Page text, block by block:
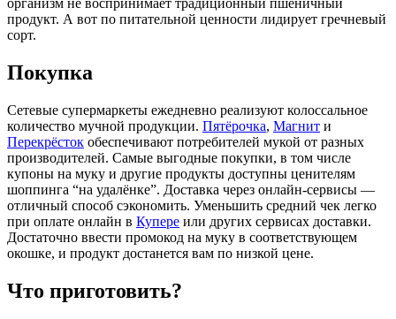
организм не воспринимает традиционный пшеничный
продукт. А вот по питательной ценности лидирует гречневый
сорт.
Покупка
Сетевые супермаркеты ежедневно реализуют колоссальное
количество мучной продукции. Пятёрочка, Магнит и
Перекрёсток обеспечивают потребителей мукой от разных
производителей. Самые выгодные покупки, в том числе
купоны на муку и другие продукты доступны ценителям
шоппинга “на удалёнке”. Доставка через онлайн-сервисы —
отличный способ сэкономить. Уменьшить средний чек легко
при оплате онлайн в Купере или других сервисах доставки.
Достаточно ввести промокод на муку в соответствующем
окошке, и продукт достанется вам по низкой цене.
Что приготовить?